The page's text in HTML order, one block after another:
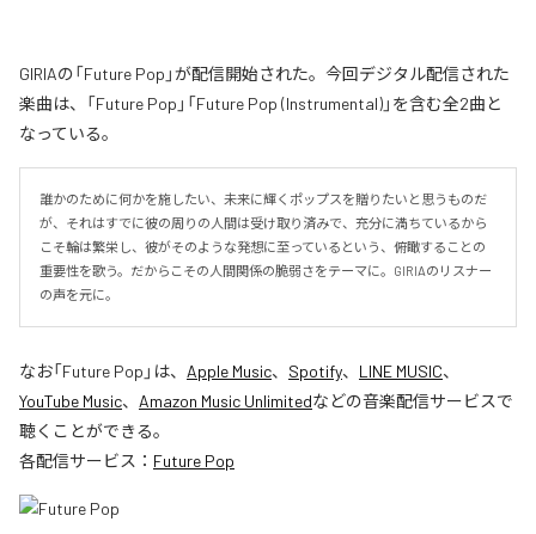
GIRIAの「Future Pop」が配信開始された。今回デジタル配信された
楽曲は、「Future Pop」「Future Pop (Instrumental)」を含む全2曲と
なっている。
誰かのために何かを施したい、未来に輝くポップスを贈りたいと思うものだ
が、それはすでに彼の周りの人間は受け取り済みで、充分に満ちているから
こそ輪は繁栄し、彼がそのような発想に至っているという、俯瞰することの
重要性を歌う。だからこその人間関係の脆弱さをテーマに。GIRIAのリスナー
の声を元に。
なお「Future Pop 」は、 Apple Music、 Spotify、 LINE MUSIC、
YouTube Music、 Amazon Music Unlimitedなどの音楽配信サービスで
聴くことができる。
各配信サービス： Future Pop